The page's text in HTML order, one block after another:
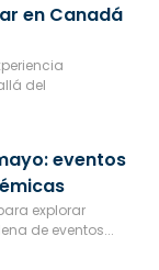
en Canadá
del
eventos
explorar
de eventos...